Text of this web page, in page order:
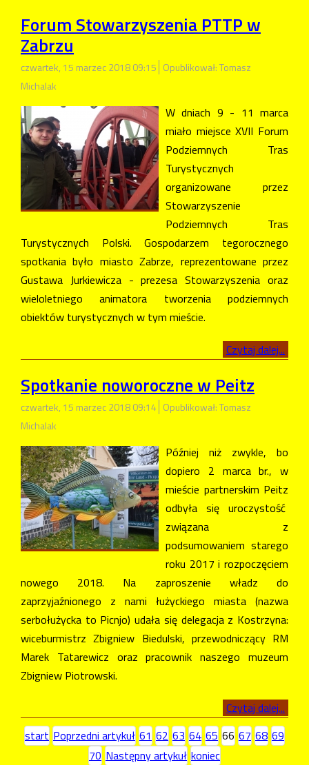
Forum Stowarzyszenia PTTP w
Zabrzu
czwartek, 15 marzec 2018 09:15 Opublikował: Tomasz
Michalak
W dniach 9 - 11 marca
miało miejsce XVII Forum
Podziemnych Tras
Turystycznych
organizowane przez
Stowarzyszenie
Podziemnych Tras
Turystycznych Polski. Gospodarzem tegorocznego
spotkania było miasto Zabrze, reprezentowane przez
Gustawa Jurkiewicza - prezesa Stowarzyszenia oraz
wieloletniego animatora tworzenia podziemnych
obiektów turystycznych w tym mieście.
Czytaj dalej...
Spotkanie noworoczne w Peitz
czwartek, 15 marzec 2018 09:14 Opublikował: Tomasz
Michalak
Później niż zwykle, bo
dopiero 2 marca br., w
mieście partnerskim Peitz
odbyła się uroczystość
związana z
podsumowaniem starego
roku 2017 i rozpoczęciem
nowego 2018. Na zaproszenie władz do
zaprzyjaźnionego z nami łużyckiego miasta (nazwa
serbołużycka to Picnjo) udała się delegacja z Kostrzyna:
wiceburmistrz Zbigniew Biedulski, przewodniczący RM
Marek Tatarewicz oraz pracownik naszego muzeum
Zbigniew Piotrowski.
Czytaj dalej...
start Poprzedni artykuł 61 62 63 64 65 66 67 68 69
70 Następny artykuł koniec